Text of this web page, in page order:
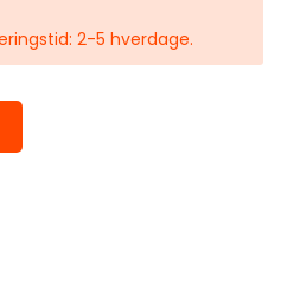
2-5 hverdage.